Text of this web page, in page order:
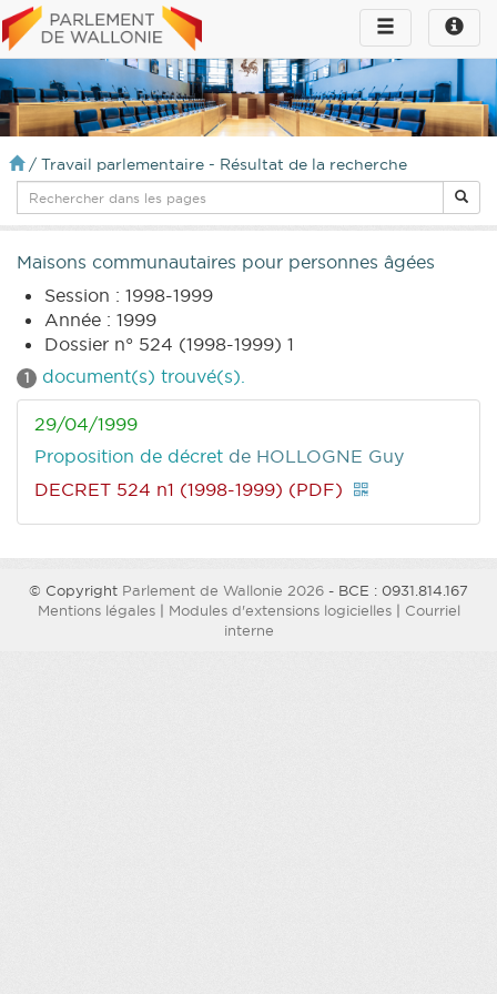
Toggle
infos
Toggle
navigation
/ Travail parlementaire - Résultat de la recherche
Maisons communautaires pour personnes âgées
Session : 1998-1999
Année : 1999
Dossier n° 524 (1998-1999) 1
1 document(s) trouvé(s).
29/04/1999
Proposition de décret de HOLLOGNE Guy
DECRET 524 n1 (1998-1999) (PDF)
© Copyright Parlement de Wallonie 2026 - BCE : 0931.814.167
Mentions légales| Modules d'extensions logicielles| Courriel
interne